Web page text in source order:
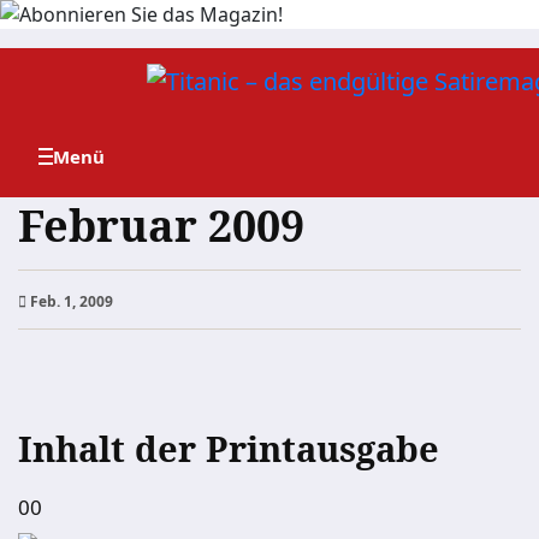
Zum
Februar 2009
Feb. 1, 2009
Inhalt der Printausgabe
00